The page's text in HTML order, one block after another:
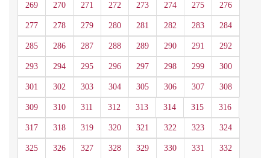
269 270 271 272 273 274 275 276
277 278 279 280 281 282 283 284
285 286 287 288 289 290 291 292
293 294 295 296 297 298 299 300
301 302 303 304 305 306 307 308
309 310 311 312 313 314 315 316
317 318 319 320 321 322 323 324
325 326 327 328 329 330 331 332